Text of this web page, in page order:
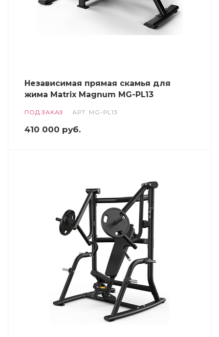
Независимая прямая скамья для
жима Matrix Magnum MG-PL13
ПОД ЗАКАЗ АРТ. MG-PL13
410 000 руб.